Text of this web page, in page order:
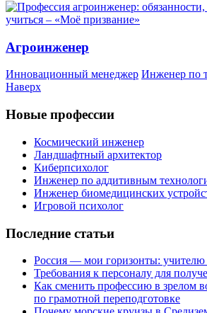
Агроинженер
Инновационный менеджер Инженер по
Наверх
Новые профессии
Космический инженер
Ландшафтный архитектор
Киберпсихолог
Инженер по аддитивным
Инженер биомедицинских
Игровой психолог
Последние статьи
Россия — мои горизонты: учителю
Требования к персоналу для
Как сменить профессию в зрелом
по грамотной переподготовке